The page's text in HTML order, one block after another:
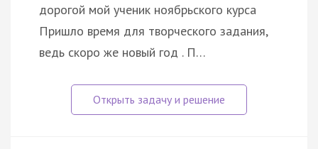
дорогой мой ученик ноябрьского курса
Пришло время для творческого задания,
ведь скоро же новый год . П…